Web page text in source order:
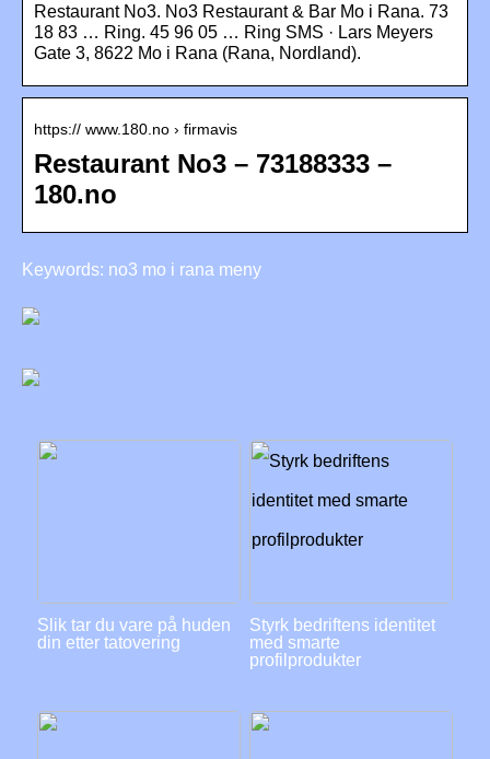
Restaurant No3. No3 Restaurant & Bar Mo i Rana. 73
18 83 … Ring. 45 96 05 … Ring SMS · Lars Meyers
Gate 3, 8622 Mo i Rana (Rana, Nordland).
https:// www.180.no › firmavis
Restaurant No3 – 73188333 –
180.no
Keywords: no3 mo i rana meny
Slik tar du vare på huden
din etter tatovering
Styrk bedriftens identitet
med smarte
profilprodukter